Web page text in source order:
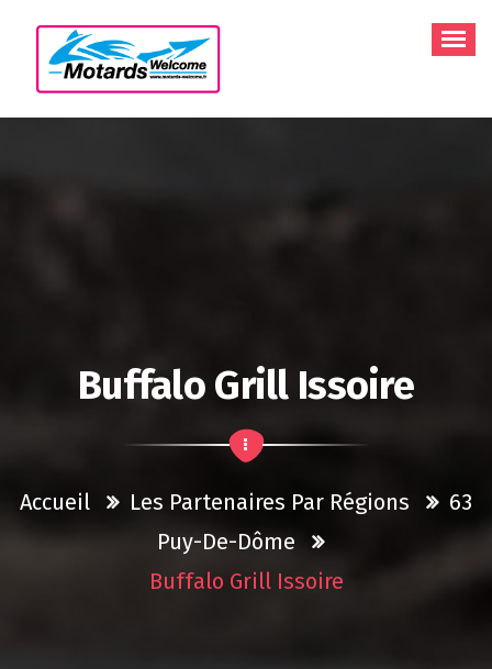
contenu
Buffalo Grill Issoire
Accueil Les Partenaires Par Régions
63
Puy-De-Dôme
Buffalo Grill Issoire